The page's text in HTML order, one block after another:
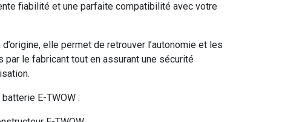
fiabilité et une parfaite compatibilité avec votre
elle permet de retrouver l’autonomie et les
par le fabricant tout en assurant une sécurité
E-TWOW :